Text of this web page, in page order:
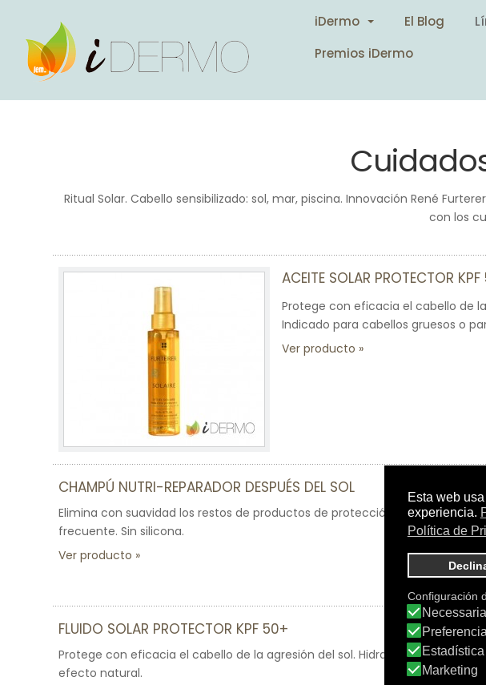
iDermo El Blog
Premios iDermo
Ritual Solar. Cabello sensibilizado: sol, mar, piscina. Innovación René
con los
ACEITE SOLAR PROTECTOR
Protege con eficacia el cabello de
Indicado para cabellos gruesos o
Ver producto
CHAMPÚ NUTRI-REPARADOR DESPUÉS DEL SOL
Elimina con suavidad los restos de productos de protección, sal y cloro.
frecuente. Sin silicona.
Ver producto
FLUIDO SOLAR PROTECTOR KPF 50+
Protege con eficacia el cabello de la agresión del sol. Hidratante,
efecto natural.